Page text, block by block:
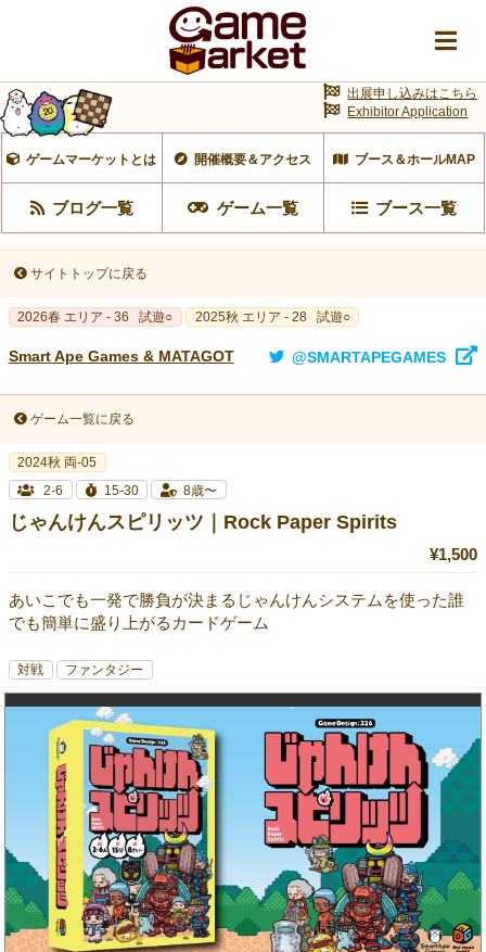
ゲームマーケットとは 開催概要＆アクセス ブース＆ホールMAP
ブログ一覧 ゲーム一覧 ブース一覧
出展申し込みはこちら
Exhibitor Application
サイトトップに戻る
2026春 エリア - 36 試遊○ 2025秋 エリア - 28 試遊○
Smart Ape Games & MATAGOT @SMARTAPEGAMES
ゲーム一覧に戻る
2024秋 両-05
2-6
15-30 8歳〜
じゃんけんスピリッツ｜Rock Paper Spirits
¥1,500
あいこでも一発で勝負が決まるじゃんけんシステムを使った誰
でも簡単に盛り上がるカードゲーム
対戦 ファンタジー